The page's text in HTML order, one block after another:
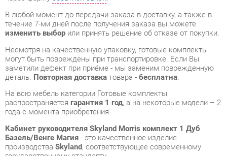
Несмотря на качественную упаковку, готовые комплекты
могут быть повреждены при транспортировке. Если Вы
заметили дефект при приёме - мы заменим поврежденную
деталь.Повторная доставкатовара -бесплатна.
На всю мебель категории Готовые комплекты
распространяетсягарантия 1 год, а на некоторые модели – 2
года с момента приобретения.
Кабинет руководителя Skyland Morris комплект 1 Дуб
Базель/Венге Магия- это качественное изделие
производстваSkyland, соответствующее современному
государственному стандарту.
Надеемся, вы останетесь довольны вашим приобретением, и
будем рады, если вы оставите отзыв об опыте его
использования, который поможет сориентироваться нашим
будущим покупателям.